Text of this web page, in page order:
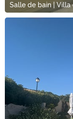
Salle de bain | Villa